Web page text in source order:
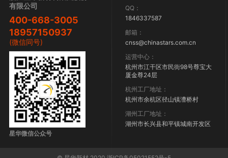
有限公司
400-668-3005
18957150937
(微信同号)
星华微信公众号
QQ：
1846337587
邮箱：
cnss@chinastars.com.cn
运营中心：
杭州市江干区市民街98号尊宝大
厦金尊24层
杭州工厂地址：
杭州市余杭区径山镇漕桥村
湖州工厂地址：
湖州市长兴县和平镇城南开发区